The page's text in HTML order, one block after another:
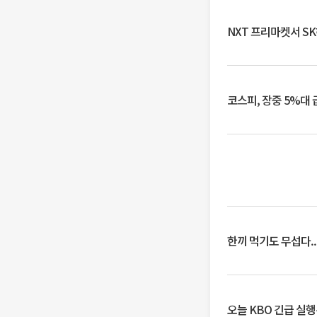
NXT 프리마켓서
코스피, 장중 5%대
한끼 먹기도 무섭다
오늘 KBO 긴급 실